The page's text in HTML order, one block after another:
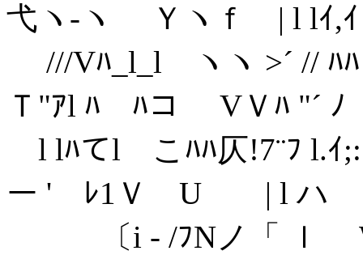
弋ヽ‐ヽ Ｙヽｆ | l lｲ,
///Vﾊ_l_l ヽヽ >´ // ﾊﾊ
Ｔ"ｱl ﾊ ﾊコ VＶﾊ "´
l lﾊてl こﾊﾊ仄!7¨ﾌ l.
ー ' ﾚ1Ｖ U | l ハ
〔i - /ﾌNノ「 ｌ